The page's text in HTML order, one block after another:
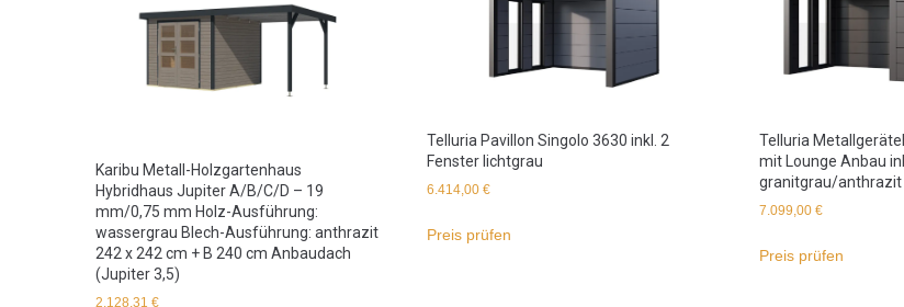
Karibu Metall-Holzgartenhaus
Hybridhaus Jupiter A/B/C/D – 19
mm/0,75 mm Holz-Ausführung:
wassergrau Blech-Ausführung: anthrazit
242 x 242 cm + B 240 cm Anbaudach
(Jupiter 3,5)
2.128,31 €
Telluria Pavillon Singolo 3630 inkl. 2
Fenster lichtgrau
6.414,00€
Preis prüfen
Telluria
mit Lounge Anbau
granitgrau/anthrazit
7.099,00 €
Preis prüfen